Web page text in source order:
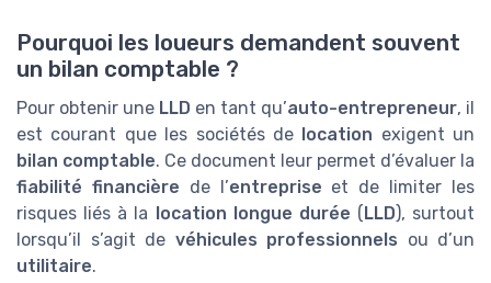
Pourquoi les loueurs demandent souvent
un bilan comptable ?
Pour obtenir une LLD en tant qu’auto-entrepreneur, il
est courant que les sociétés de
location exigent un
bilan comptable. Ce document leur permet d’évaluer la
fiabilité financière de l’entreprise et de limiter les
risques liés à la
location longue durée ( LLD), surtout
lorsqu’il s’agit de véhicules professionnels ou d’un
utilitaire.